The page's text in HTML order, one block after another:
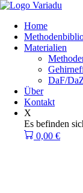
Zum
springenHome
Materialien
DaF/
Über
Kontakt
X
Es befinden
0,00 €